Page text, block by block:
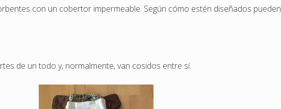
con un cobertor impermeable. Según cómo estén diseñados pueden
de un todo y, normalmente, van cosidos entre sí.